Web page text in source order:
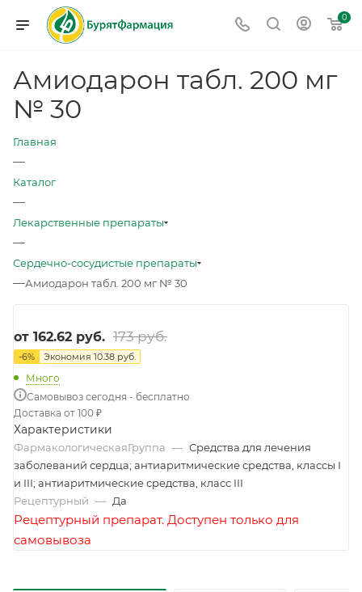
0
Амиодарон табл. 200 мг
№ 30
Главная
—
Каталог
—
Лекарственные препараты
—
Сердечно-сосудистые препараты
—Амиодарон табл. 200 мг № 30
от 162.62 руб. 173 руб.
-6% Экономия 10.38 руб.
Много
Самовывоз сегодня - бесплатно
Доставка от 100 ₽
Характеристики
ФармакологическаяГруппа — Средства для лечения
заболеваний сердца; антиаритмические средства, классы I
и III; антиаритмические средства, класс III
Рецептурный — Да
Рецептурный препарат. Доступен только для
самовывоза